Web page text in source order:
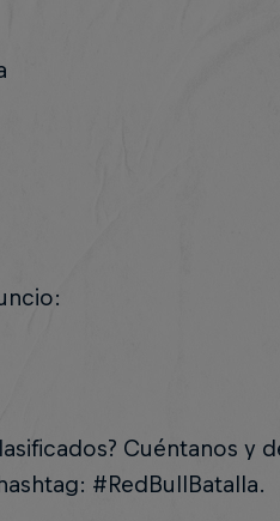
Cuéntanos y
#RedBullBatalla.